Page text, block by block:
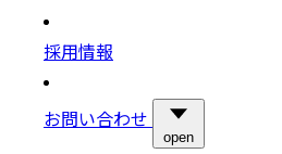
採用情報
お問い合わせ
open